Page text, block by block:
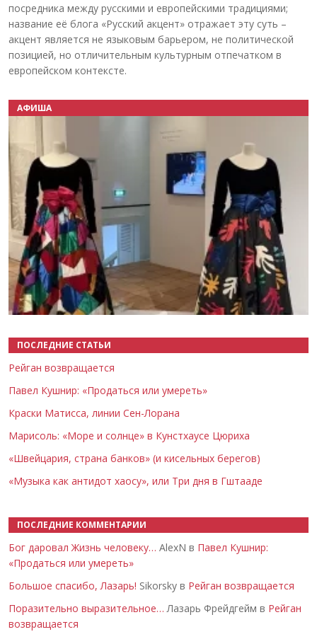
посредника между русскими и европейскими традициями;
название её блога «Русский акцент» отражает эту суть –
акцент является не языковым барьером, не политической
позицией, но отличительным культурным отпечатком в
европейском контексте.
АФИША
ПОСЛЕДНИЕ СТАТЬИ
Рейган возвращается
Павел Кушнир: «Продаться или умереть»
Краски Матисса, линии Сен-Лорана
Марисоль: «Море и солнце» в Кунстхаусе Цюриха
«Швейцария, страна банков» (и кисельных берегов)
«Музыка как антидот хаосу», или Три дня в Гштааде
ПОСЛЕДНИЕ КОММЕНТАРИИ
Бог даровал Жизнь человеку… AlexN в Павел Кушнир:
«Продаться или умереть»
Большое спасибо, Лазарь! Sikorsky в Рейган возвращается
Поразительно выразительное… Лазарь Фрейдгейм в Рейган
возвращается